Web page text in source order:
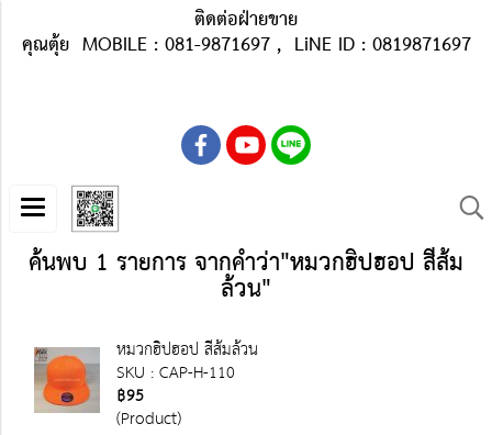
ติดต่อฝ่ายขาย
คุณตุ้ย MOBILE : 081-9871697 , LiNE ID : 0819871697
ค้นพบ 1 รายการ จากคำว่า"หมวกฮิปฮอป สีส้ม
ล้วน"
หมวกฮิปฮอป สีส้มล้วน
SKU : CAP-H-110
฿95
(Product)